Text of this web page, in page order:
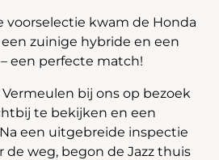
voorselectie kwam de Honda
een zuinige hybride en een
een perfecte match!
bij ons op bezoek
te bekijken en een
een uitgebreide inspectie
de weg, begon de Jazz thuis